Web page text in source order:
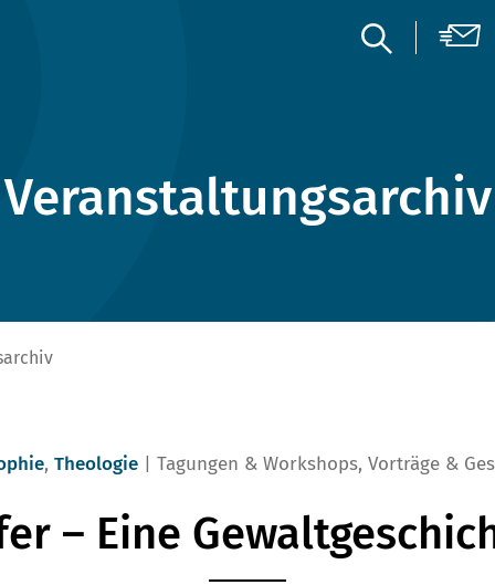
Veranstaltungsarchiv
, Theologie Tagungen & Workshops, Vorträge &
– Eine